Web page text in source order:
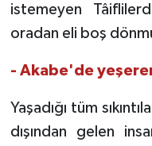
istemeyen
oradan eli boş
- Akabe'de
Yaşadığı tüm
dışından gelen
Erzincan
Gaziantep